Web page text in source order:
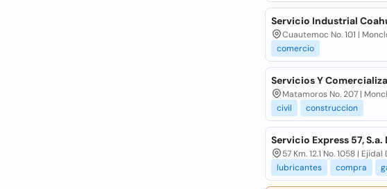
Servicio Industrial
Cuautemoc No. 101 |
comercio
Servicios Y
Matamoros No. 207 |
civil
construccion
Servicio Express 57, S.a.
57 Km. 12.1 No. 1058 |
lubricantes
compra